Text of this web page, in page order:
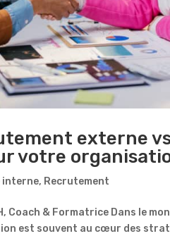
externe
votre
interne, Recrutement
& Formatrice Dans le
est souvent au cœur des